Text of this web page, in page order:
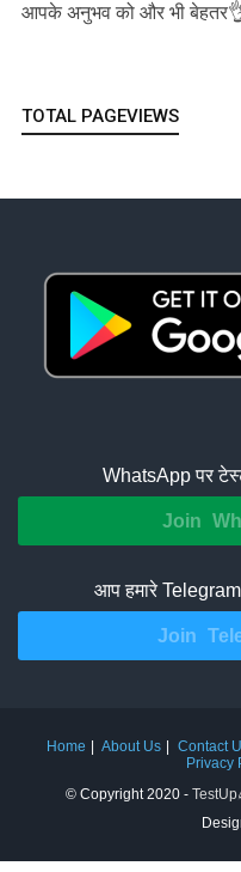
आपके अनुभव को और भी बेहतर👌
TOTAL PAGEVIEWS
WhatsApp पर
Join
आप हमारे
Join
Home About Us Contact
Privacy
© Copyright 2020 -